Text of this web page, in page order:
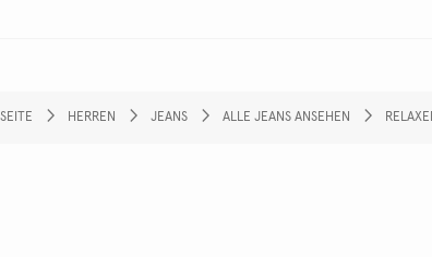
HERREN JEANS ALLE JEANS ANSEHEN